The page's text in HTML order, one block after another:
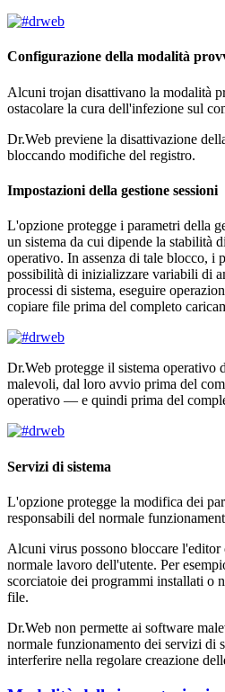
Configurazione della modalità
Alcuni trojan disattivano la modalità
ostacolare la cura dell'infezione sul
Dr.Web previene la disattivazione
bloccando modifiche del registro.
Impostazioni della gestione sessioni
L'opzione protegge i parametri della
un sistema da cui dipende la stabilità
operativo. In assenza di tale blocco, i
possibilità di inizializzare variabili di
processi di sistema, eseguire
copiare file prima del completo
Dr.Web protegge il sistema operativo
malevoli, dal loro avvio prima del
operativo — e quindi prima del
Servizi di sistema
L'opzione protegge la modifica dei
responsabili del normale
Alcuni virus possono bloccare l'editor
normale lavoro dell'utente. Per
scorciatoie dei programmi installati o
file.
Dr.Web non permette ai software
normale funzionamento dei servizi di
interferire nella regolare creazione